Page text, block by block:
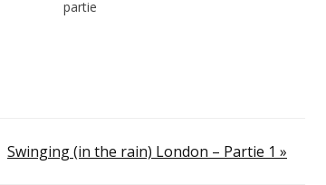
partie
Swinging (in the rain) London – Partie 1 »